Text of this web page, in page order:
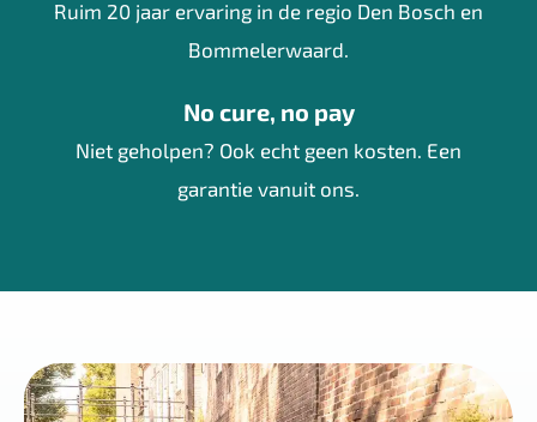
Ruim 20 jaar ervaring in de regio Den Bosch en
Bommelerwaard.
No cure, no pay
Niet geholpen? Ook echt geen kosten. Een
garantie vanuit ons.